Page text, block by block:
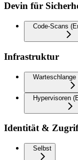
Devin für
Code-Scans
Infrastruktur
Warteschlange
Hypervisoren
Identität &
Selbst